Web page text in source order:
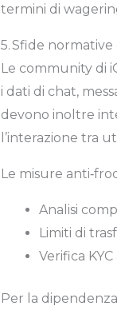
termini di
5. Sfide
Le community di
i dati di chat,
devono inoltre
l’interazione tra
Le misure
Analisi
Limiti di
Verifica
Per la